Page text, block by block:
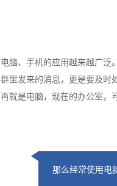
电脑、手机的应用越来越广泛
群里发来的消息，更是要及时
再就是电脑，现在的办公室，
那么经常使用电